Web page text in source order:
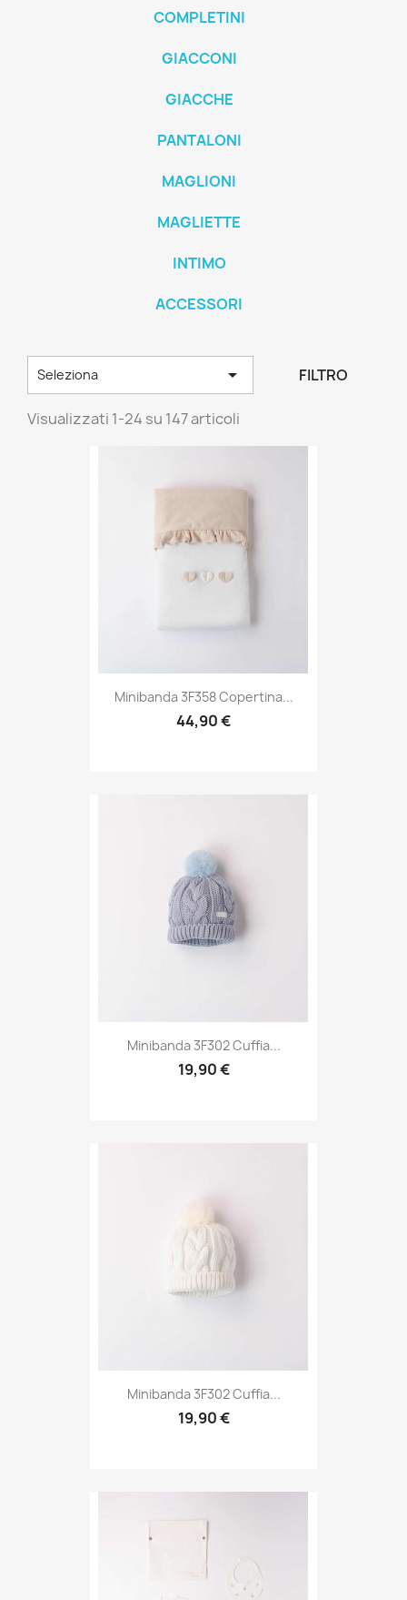
COMPLETINI
GIACCONI
GIACCHE
PANTALONI
MAGLIONI
MAGLIETTE
INTIMO
ACCESSORI
Seleziona  FILTRO
Visualizzati 1-24 su 147 articoli
Minibanda 3F358 Copertina...
44,90 €
Minibanda 3F302 Cuffia...
19,90 €
Minibanda 3F302 Cuffia...
19,90 €